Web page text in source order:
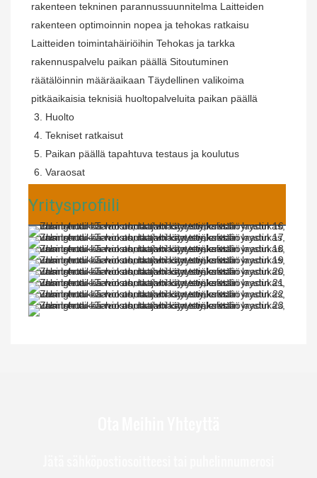
rakenteen tekninen parannussuunnitelma Laitteiden
rakenteen optimoinnin nopea ja tehokas ratkaisu
Laitteiden toimintahäiriöihin Tehokas ja tarkka
rakennuspalvelu paikan päällä Sitoutuminen
räätälöinnin määräaikaan Täydellinen valikoima
pitkäaikaisia ​​teknisiä huoltopalveluita paikan päällä
3. Huolto
4. Tekniset ratkaisut
5. Paikan päällä tapahtuva testaus ja koulutus
6. Varaosat
Yritysprofiili